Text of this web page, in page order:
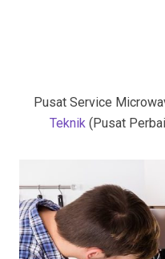
Pusat Service
Teknik (Pusat